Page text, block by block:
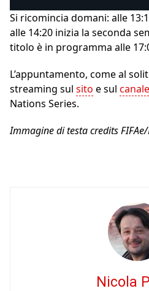
Si ricomincia domani: alle
alle 14:20 inizia la seconda
titolo è in programma alle
L’appuntamento, come al
streaming sul sito e sul
Nations Series.
Immagine di testa credits FIFAe/
Nicola